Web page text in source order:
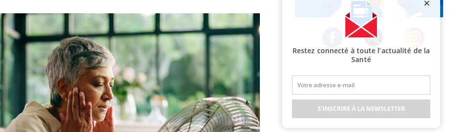
Facebook Twitter Instagram
Restez connecté à toute l’actualité de la
Santé
S'INSCRIRE À LA NEWSLETTER